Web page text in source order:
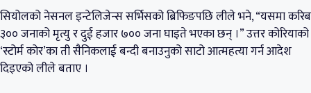
सियोलको नेसनल इन्टेलिजेन्स सर्भिसको ब्रिफिङपछि लीले भने, “यसमा करिब
३०० जनाको मृत्यु र दुई हजार ७०० जना घाइते भएका छन् ।” उत्तर कोरियाको
‘स्टोर्म कोर’का ती सैनिकलाई बन्दी बनाउनुको साटो आत्महत्या गर्न आदेश
दिइएको लीले बताए ।